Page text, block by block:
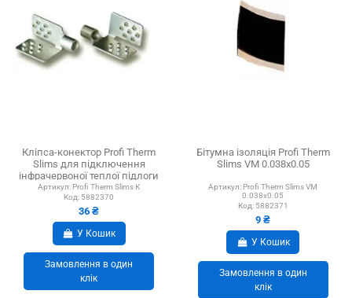
Кліпса-конектор Profi Therm
Slims для підключення
інфрачервоної теплої підлоги
Артикул: Profi Therm Slims К
Код: 5882370
36 ₴
У Кошик
Замовлення в один
клік
Бітумна ізоляція Profi Therm
Slims VM 0.038х0.05
Артикул: Profi Therm Slims VM
0.038х0.05
Код: 5882371
9 ₴
У Кошик
Замовлення в один
клік